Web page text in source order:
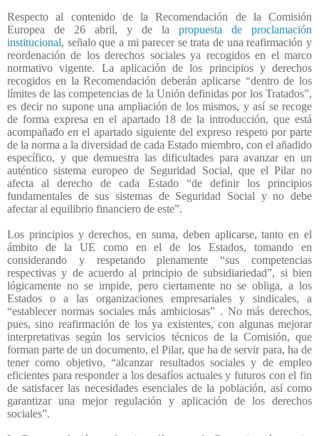
Respecto al contenido de la Recomendación de la Comisión
Europea de 26 abril, y de la propuesta de proclamación
institucional, señalo que a mi parecer se trata de una reafirmación y
reordenación de los derechos sociales ya recogidos en el marco
normativo vigente. La aplicación de los principios y derechos
recogidos en la Recomendación deberán aplicarse “dentro de los
límites de las competencias de la Unión definidas por los Tratados”,
es decir no supone una ampliación de los mismos, y así se recoge
de forma expresa en el apartado 18 de la introducción, que está
acompañado en el apartado siguiente del expreso respeto por parte
de la norma a la diversidad de cada Estado miembro, con el añadido
específico, y que demuestra las dificultades para avanzar en un
auténtico sistema europeo de Seguridad Social, que el Pilar no
afecta al derecho de cada Estado “de definir los principios
fundamentales de sus sistemas de Seguridad Social y no debe
afectar al equilibrio financiero de este”.
Los principios y derechos, en suma, deben aplicarse, tanto en el
ámbito de la UE como en el de los Estados, tomando en
considerando y respetando plenamente “sus competencias
respectivas y de acuerdo al principio de subsidiariedad”, si bien
lógicamente no se impide, pero ciertamente no se obliga, a los
Estados o a las organizaciones empresariales y sindicales, a
“establecer normas sociales más ambiciosas” . No más derechos,
pues, sino reafirmación de los ya existentes, con algunas mejorar
interpretativas según los servicios técnicos de la Comisión, que
forman parte de un documento, el Pilar, que ha de servir para, ha de
tener como objetivo, “alcanzar resultados sociales y de empleo
eficientes para responder a los desafíos actuales y futuros con el fin
de satisfacer las necesidades esenciales de la población, así como
garantizar una mejor regulación y aplicación de los derechos
sociales”.